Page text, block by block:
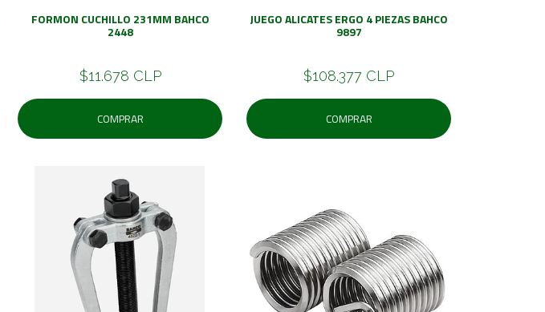
FORMON CUCHILLO 231MM BAHCO
2448
$11.678 CLP
COMPRAR
JUEGO ALICATES ERGO 4 PIEZAS BAHCO
9897
$108.377 CLP
COMPRAR